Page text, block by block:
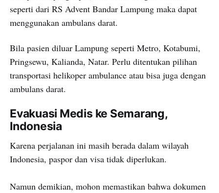
seperti dari RS Advent Bandar Lampung maka dapat
menggunakan ambulans darat.
Bila pasien diluar Lampung seperti Metro, Kotabumi,
Pringsewu, Kalianda, Natar. Perlu ditentukan pilihan
transportasi helikoper ambulance atau bisa juga dengan
ambulans darat.
Evakuasi Medis ke Semarang,
Indonesia
Karena perjalanan ini masih berada dalam wilayah
Indonesia, paspor dan visa tidak diperlukan.
Namun demikian, mohon memastikan bahwa dokumen